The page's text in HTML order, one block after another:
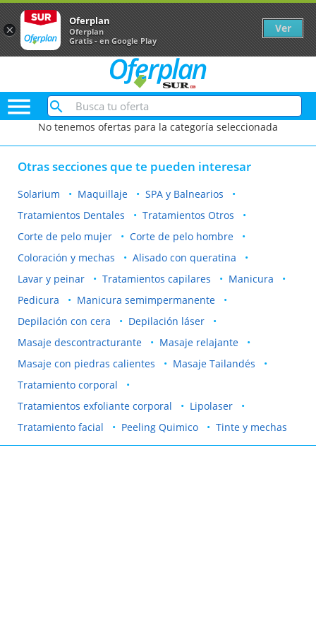

No tenemos ofertas para la categoría seleccionada
Otras secciones que te pueden interesar
Solarium Maquillaje
SPA y Balnearios
Tratamientos Dentales
Tratamientos Otros
Corte de pelo mujer
Corte de pelo hombre
Coloración y mechas
Alisado con queratina
Lavar y peinar
Tratamientos capilares
Manicura
Pedicura
Manicura semimpermanente
Depilación con cera
Depilación láser
Masaje descontracturante
Masaje relajante
Masaje con piedras calientes
Masaje Tailandés
Tratamiento corporal
Tratamientos exfoliante corporal
Lipolaser
Tratamiento facial
Peeling Quimico Tinte y mechas
×
Oferplan
Oferplan
Gratis - en Google Play
Ver